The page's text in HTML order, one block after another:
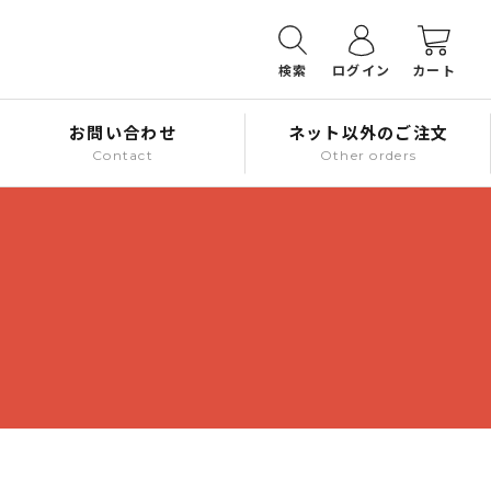
検索 ログイン カート
お問い合わせ
Contact
ネット以外のご注文
Other orders